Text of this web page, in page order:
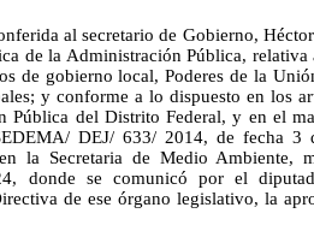
al secretario de Gobierno,
de la Administración Pública,
de gobierno local, Poderes de la
y conforme a lo dispuesto en los
Pública del Distrito Federal, y en el
DEJ/ 633/ 2014, de fecha 3
la Secretaria de Medio Ambiente,
donde se comunicó por el
de ese órgano legislativo, la